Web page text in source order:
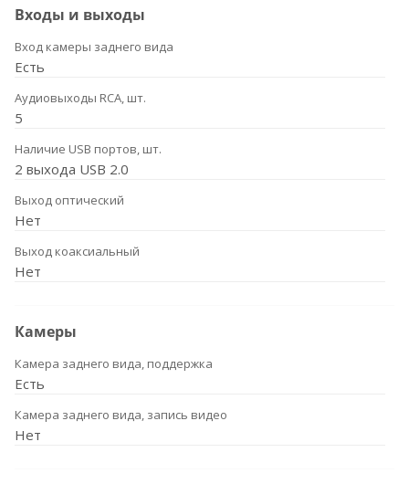
Входы и выходы
Вход камеры заднего вида
Есть
Аудиовыходы RCA, шт.
5
Наличие USB портов, шт.
2 выхода USB 2.0
Выход оптический
Нет
Выход коаксиальный
Нет
Камеры
Камера заднего вида, поддержка
Есть
Камера заднего вида, запись видео
Нет